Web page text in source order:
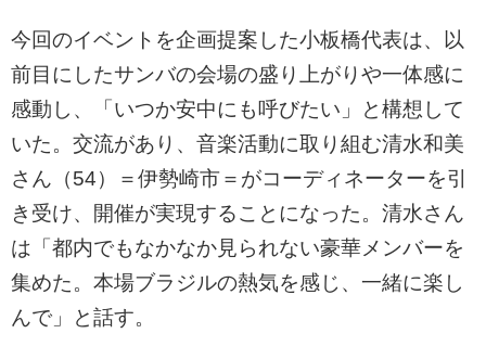
今回のイベントを企画提案した小板橋代表は、以
前目にしたサンバの会場の盛り上がりや一体感に
感動し、「いつか安中にも呼びたい」と構想して
いた。交流があり、音楽活動に取り組む清水和美
さん（54）＝伊勢崎市＝がコーディネーターを引
き受け、開催が実現することになった。清水さん
は「都内でもなかなか見られない豪華メンバーを
集めた。本場ブラジルの熱気を感じ、一緒に楽し
んで」と話す。